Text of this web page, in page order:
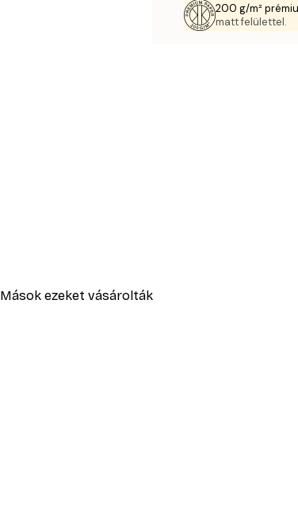
200 g/m²
matt felülettel.
Mások ezeket vásárolták